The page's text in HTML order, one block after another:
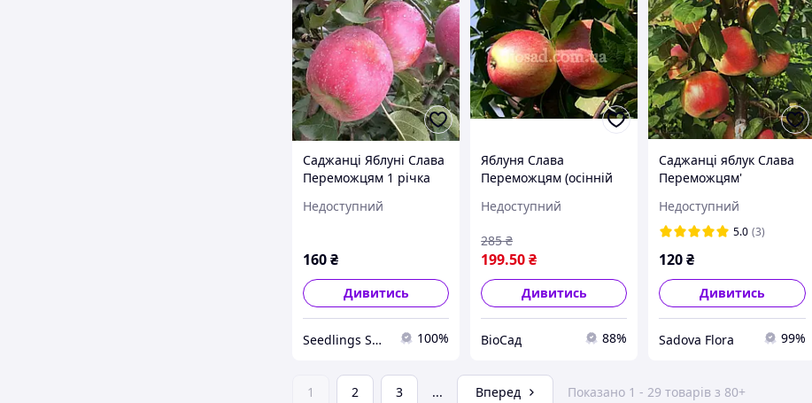
Саджанці Яблуні Слава
Переможцям 1 річка
Недоступний
160₴
Дивитись
Seedlings Shop 100%
Яблуня Слава
Переможцям (осінній
Недоступний
199.50₴
285 ₴
Дивитись
ВіоСад 88%
Саджанці яблук Слава
Переможцям'
Недоступний
5.0 (3)
120₴
Дивитись
Sadova Flora 99%
1 2 3 ... Вперед Показано 1 - 29 товарів з 80+